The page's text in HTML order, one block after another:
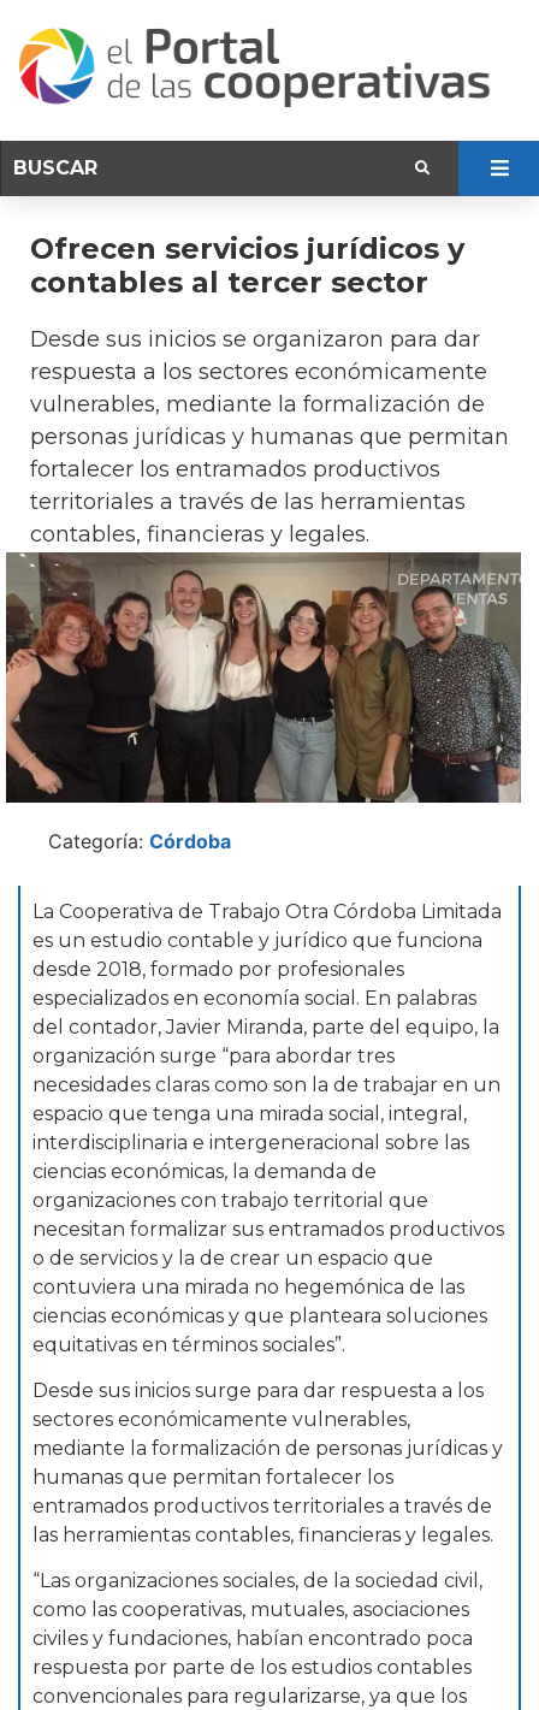
Ofrecen servicios jurídicos y
contables al tercer sector
Desde sus inicios se organizaron para dar
respuesta a los sectores económicamente
vulnerables, mediante la formalización de
personas jurídicas y humanas que permitan
fortalecer los entramados productivos
territoriales a través de las herramientas
contables, financieras y legales.
Categoría: Córdoba
La Cooperativa de Trabajo Otra Córdoba Limitada
es un estudio contable y jurídico que funciona
desde 2018, formado por profesionales
especializados en economía social. En palabras
del contador, Javier Miranda, parte del equipo, la
organización surge “para abordar tres
necesidades claras como son la de trabajar en un
espacio que tenga una mirada social, integral,
interdisciplinaria e intergeneracional sobre las
ciencias económicas, la demanda de
organizaciones con trabajo territorial que
necesitan formalizar sus entramados productivos
o de servicios y la de crear un espacio que
contuviera una mirada no hegemónica de las
ciencias económicas y que planteara soluciones
equitativas en términos sociales”.
Desde sus inicios surge para dar respuesta a los
sectores económicamente vulnerables,
mediante la formalización de personas jurídicas y
humanas que permitan fortalecer los
entramados productivos territoriales a través de
las herramientas contables, financieras y legales.
“Las organizaciones sociales, de la sociedad civil,
como las cooperativas, mutuales, asociaciones
civiles y fundaciones, habían encontrado poca
respuesta por parte de los estudios contables
convencionales para regularizarse, ya que los